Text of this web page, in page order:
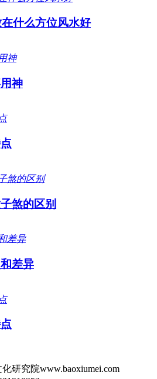
什么方位风水好
神
煞的区别
差异
研究院www.baoxiumei.com